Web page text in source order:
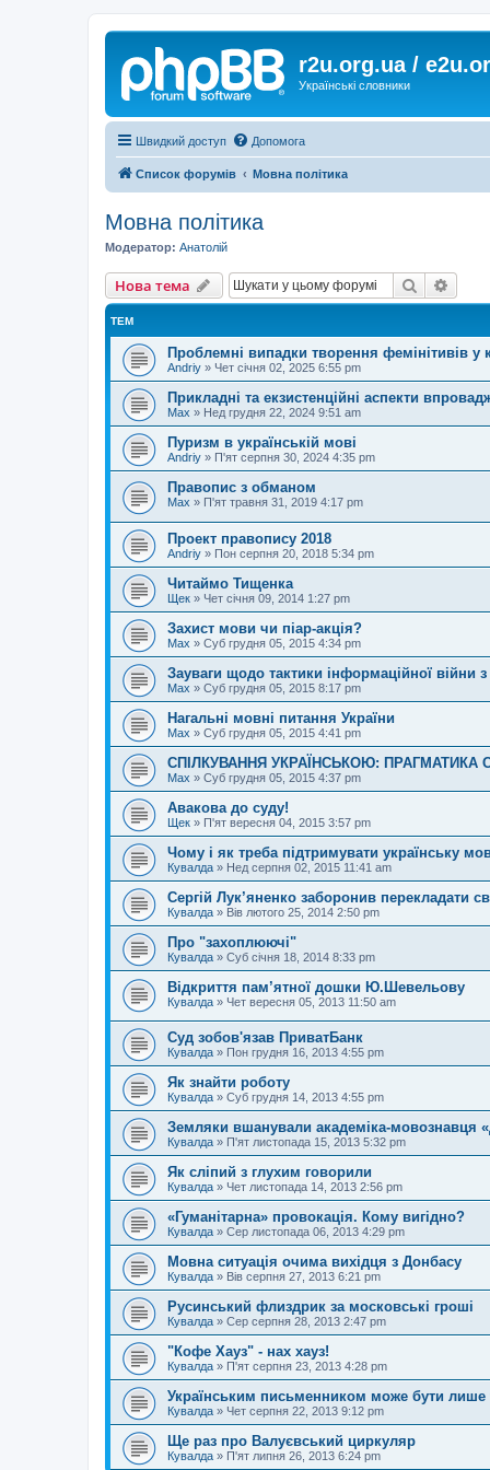
r2u.org.ua /
Українські словники
Швидкий доступ Допомога
Список форумів Мовна політика
Мовна політика
Модератор: Анатолій
Нова тема Пошук
ТЕМ
Проблемні випадки творення фемінітивів у
Andriy » Чет січня 02, 2025 6:55 pm
Прикладні та екзистенційні аспекти
Max » Нед грудня 22, 2024 9:51 am
Пуризм в українській мові
Andriy » П'ят серпня 30, 2024 4:35 pm
Правопис з обманом
Max » П'ят травня 31, 2019 4:17 pm
Проект правопису 2018
Andriy » Пон серпня 20, 2018 5:34 pm
Читаймо Тищенка
Щек » Чет січня 09, 2014 1:27 pm
Захист мови чи піар-акція?
Max » Суб грудня 05, 2015 4:34 pm
Зауваги щодо тактики інформаційної війни
Max » Суб грудня 05, 2015 8:17 pm
Нагальні мовні питання України
Max » Суб грудня 05, 2015 4:41 pm
СПІЛКУВАННЯ УКРАЇНСЬКОЮ: ПРАГМАТИКА
Max » Суб грудня 05, 2015 4:37 pm
Авакова до суду!
Щек » П'ят вересня 04, 2015 3:57 pm
Чому і як треба підтримувати українську
Кувалда » Нед серпня 02, 2015 11:41 am
Сергій Лук’яненко заборонив перекладати
Кувалда » Вів лютого 25, 2014 2:50 pm
Про "захоплюючі"
Кувалда » Суб січня 18, 2014 8:33 pm
Відкриття пам’ятної дошки Ю.Шевельову
Кувалда » Чет вересня 05, 2013 11:50 am
Суд зобов'язав ПриватБанк
Кувалда » Пон грудня 16, 2013 4:55 pm
Як знайти роботу
Кувалда » Суб грудня 14, 2013 4:55 pm
Земляки вшанували академіка-мовознавця
Кувалда » П'ят листопада 15, 2013 5:32 pm
Як сліпий з глухим говорили
Кувалда » Чет листопада 14, 2013 2:56 pm
«Гуманітарна» провокація. Кому вигідно?
Кувалда » Сер листопада 06, 2013 4:29 pm
Мовна ситуація очима вихідця з Донбасу
Кувалда » Вів серпня 27, 2013 6:21 pm
Русинський флиздрик за московські гроші
Кувалда » Сер серпня 28, 2013 2:47 pm
"Кофе Хауз" - нах хауз!
Кувалда » П'ят серпня 23, 2013 4:28 pm
Українським письменником може бути лише
Кувалда » Чет серпня 22, 2013 9:12 pm
Ще раз про Валуєвський циркуляр
Кувалда » П'ят липня 26, 2013 6:24 pm